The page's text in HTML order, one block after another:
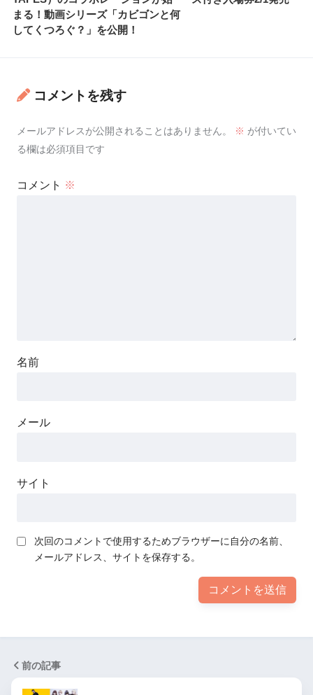
まる！動画シリーズ「カビゴンと何
してくつろぐ？」を公開！
コメントを残す
メールアドレスが公開されることはありません。 ※ が付いてい
る欄は必須項目です
コメント ※
名前
メール
サイト
次回のコメントで使用するためブラウザーに自分の名前、
メールアドレス、サイトを保存する。
前の記事